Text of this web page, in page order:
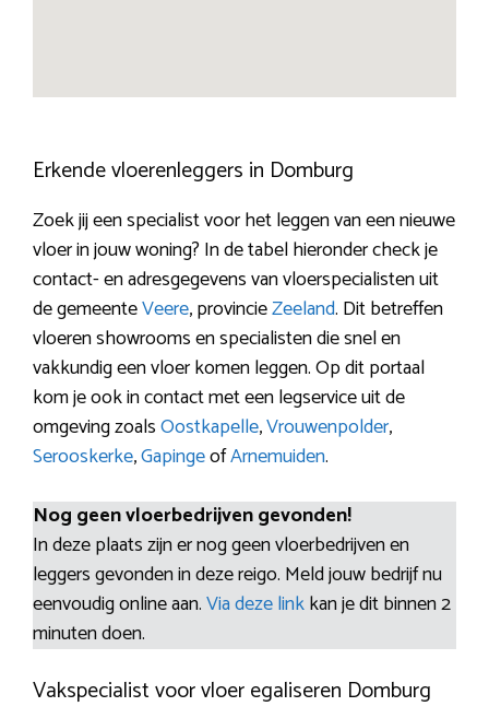
Erkende vloerenleggers in Domburg
Zoek jij een specialist voor het leggen van een nieuwe
vloer in jouw woning? In de tabel hieronder check je
contact- en adresgegevens van vloerspecialisten uit
de gemeenteVeere, provincieZeeland. Dit betreffen
vloeren showrooms en specialisten die snel en
vakkundig een vloer komen leggen. Op dit portaal
kom je ook in contact met een legservice uit de
omgeving zoalsOostkapelle,Vrouwenpolder,
Serooskerke,GapingeofArnemuiden.
Nog geen vloerbedrijven gevonden!
In deze plaats zijn er nog geen vloerbedrijven en
leggers gevonden in deze reigo. Meld jouw bedrijf nu
eenvoudig online aan.Via deze linkkan je dit binnen 2
minuten doen.
Vakspecialist voor vloer egaliseren Domburg